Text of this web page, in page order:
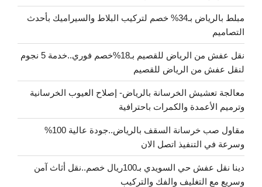
مبلط بالرياض بـ34% خصم لتركيب البلاط والسيراميك بأحدث
التصاميم
نقل عفش من الرياض للقصيم بـ18%خصم فوري..خدمة 5 نجوم
لنقل عفش من الرياض للقصيم
معالجة تعشيش الخرسانة بالرياض- إصلاح العيوب الخرسانية
وترميم الأعمدة والكمرات باحترافية
مقاول صب خرسانة السقف بالرياض..جودة عالية 100%
وسرعة في التنفيذ اتصل الان
دينا نقل عفش حي السويدي بـ100ريال خصم..نقل أثاث آمن
وسريع مع التغليف والفك والتركيب